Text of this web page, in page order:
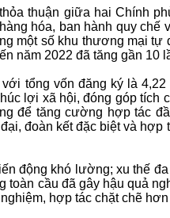
thuận giữa hai Chính
hóa, ban hành quy
một số khu thương mại
năm 2022 đã tăng gần 10
tổng vốn đăng ký là
lợi xã hội, đóng góp
để tăng cường hợp tác
đoàn kết đặc biệt và
động khó lường; xu thế
cầu đã gây hậu quả
hợp tác chặt chẽ